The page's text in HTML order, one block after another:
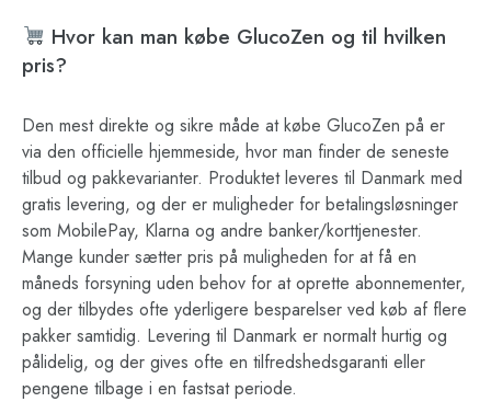
Hvor kan man købe GlucoZen og til hvilken
pris?
Den mest direkte og sikre måde at købe GlucoZen på er
via den officielle hjemmeside, hvor man finder de seneste
tilbud og pakkevarianter. Produktet leveres til Danmark med
gratis levering, og der er muligheder for betalingsløsninger
som MobilePay, Klarna og andre banker/korttjenester.
Mange kunder sætter pris på muligheden for at få en
måneds forsyning uden behov for at oprette abonnementer,
og der tilbydes ofte yderligere besparelser ved køb af flere
pakker samtidig. Levering til Danmark er normalt hurtig og
pålidelig, og der gives ofte en tilfredshedsgaranti eller
pengene tilbage i en fastsat periode.